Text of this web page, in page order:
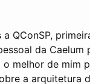
QConSP,
da Caelum
melhor de mim
a arquitetura